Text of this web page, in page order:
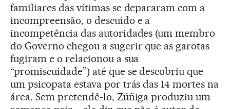
familiares das vítimas se depararam com a
incompreensão, o descuido e a
incompetência das autoridades (um membro
do Governo chegou a sugerir que as garotas
fugiram e o relacionou a sua
“promiscuidade”) até que se descobriu que
um psicopata estava por trás das 14 mortes na
área. Sem pretendê-lo, Zúñiga produziu um